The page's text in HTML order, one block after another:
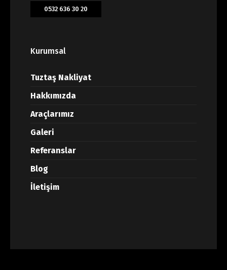
0532 636 30 20
Kurumsal
Tuztaş Nakliyat
Hakkımızda
Araçlarımız
Galeri
Referanslar
Blog
İletişim